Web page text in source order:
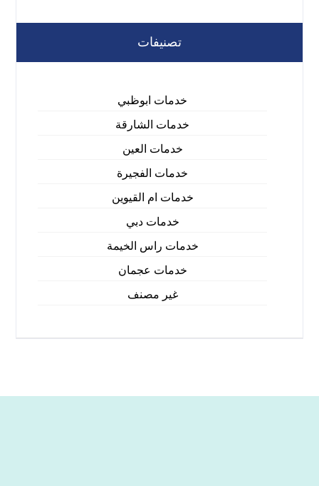
تصنيفات
خدمات ابوظبي
خدمات الشارقة
خدمات العين
خدمات الفجيرة
خدمات ام القيوين
خدمات دبي
خدمات راس الخيمة
خدمات عجمان
غير مصنف